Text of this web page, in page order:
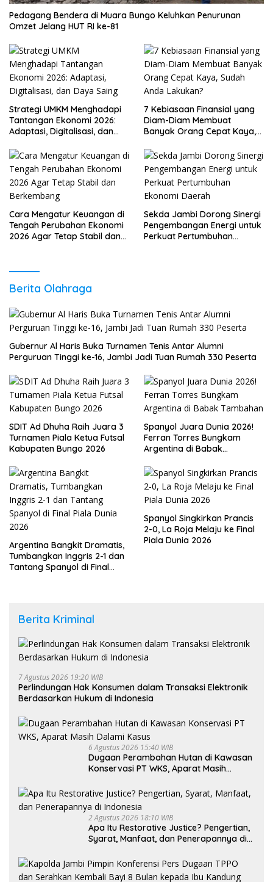
Pedagang Bendera di Muara Bungo Keluhkan Penurunan
Omzet Jelang HUT RI ke-81
Strategi UMKM Menghadapi
Tantangan Ekonomi 2026:
Adaptasi, Digitalisasi, dan
7 Kebiasaan Finansial yang
Diam-Diam Membuat
Banyak Orang Cepat Kaya,
Cara Mengatur Keuangan di
Tengah Perubahan Ekonomi
2026 Agar Tetap Stabil dan
Sekda Jambi Dorong Sinergi
Pengembangan Energi untuk
Perkuat Pertumbuhan
Berita Olahraga
Gubernur Al Haris Buka Turnamen Tenis Antar Alumni
Perguruan Tinggi ke-16, Jambi Jadi Tuan Rumah 330 Peserta
SDIT Ad Dhuha Raih Juara 3
Turnamen Piala Ketua Futsal
Kabupaten Bungo 2026
Spanyol Juara Dunia 2026!
Ferran Torres Bungkam
Argentina di Babak
Argentina Bangkit Dramatis,
Tumbangkan Inggris 2-1 dan
Tantang Spanyol di Final
Spanyol Singkirkan Prancis
2-0, La Roja Melaju ke Final
Piala Dunia 2026
Berita Kriminal
7 Agustus 2026 19:20 WIB
Perlindungan Hak Konsumen dalam Transaksi Elektronik
Berdasarkan Hukum di Indonesia
6 Agustus 2026 15:40 WIB
Dugaan Perambahan Hutan di Kawasan
Konservasi PT WKS, Aparat Masih
2 Agustus 2026 18:10 WIB
Apa Itu Restorative Justice? Pengertian,
Syarat, Manfaat, dan Penerapannya di